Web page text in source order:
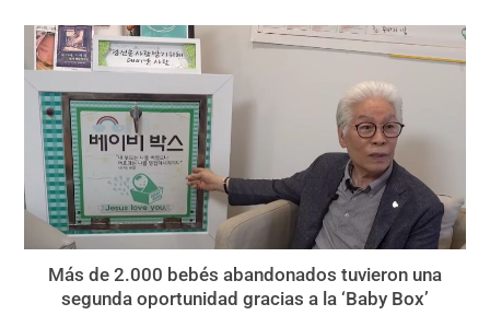
Más de 2.000 bebés abandonados tuvieron una
segunda oportunidad gracias a la ‘Baby Box’